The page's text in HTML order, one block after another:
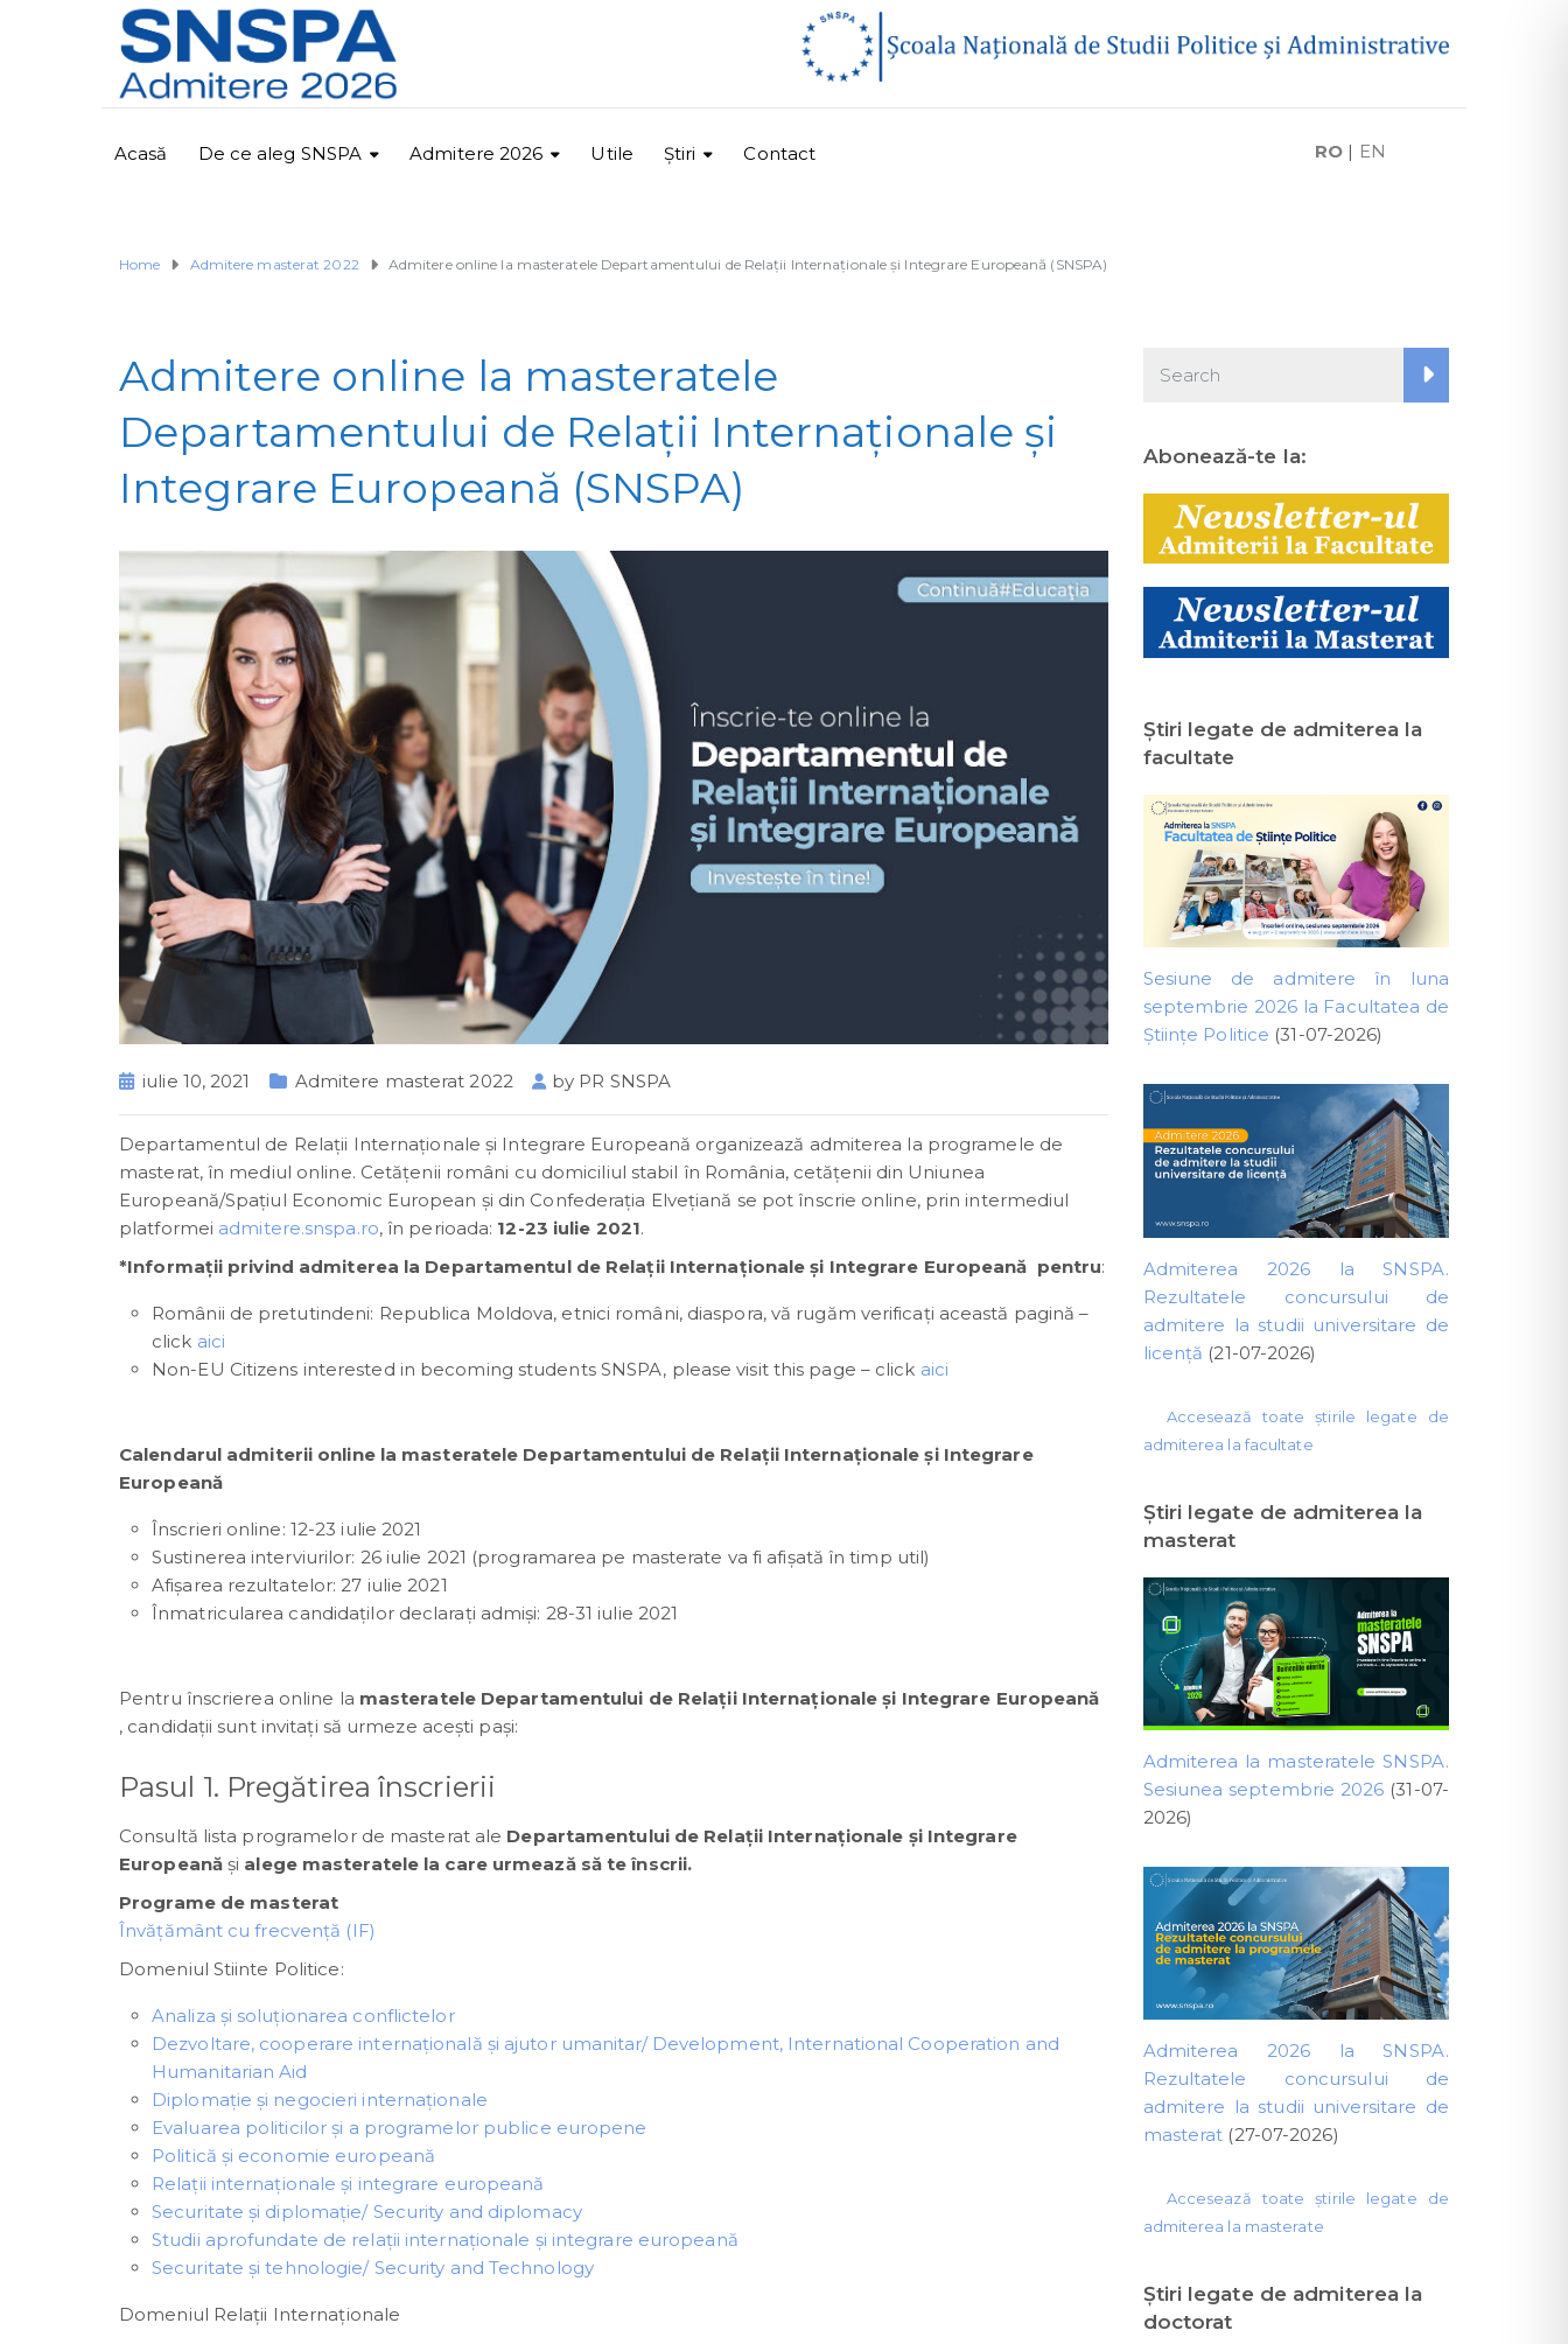
Acasă De ce aleg SNSPA Admitere 2026 Utile Ştiri Contact RO | EN
Home Admitere masterat 2022 Admitere online la masteratele Departamentului de Relații Internaționale și Integrare Europeană (SNSPA)
Admitere online la masteratele
Departamentului de Relații Internaționale și
Integrare Europeană (SNSPA)
iulie 10, 2021 Admitere masterat 2022 by PR SNSPA
Departamentul de Relații Internaționale și Integrare Europeană organizează admiterea la programele de
masterat, în mediul online. Cetățenii români cu domiciliul stabil în România, cetățenii din Uniunea
Europeană/Spațiul Economic European și din Confederaţia Elveţiană se pot înscrie online, prin intermediul
platformei admitere.snspa.ro, în perioada: 12-23 iulie 2021.
*Informații privind admiterea la Departamentul de Relații Internaționale și Integrare Europeană pentru:
Românii de pretutindeni: Republica Moldova, etnici români, diaspora, vă rugăm verificați această pagină –
click aici
Non-EU Citizens interested in becoming students SNSPA, please visit this page – click aici
Calendarul admiterii online la masteratele Departamentului de Relații Internaționale și Integrare
Europeană
Înscrieri online: 12-23 iulie 2021
Sustinerea interviurilor: 26 iulie 2021 (programarea pe masterate va fi afișată în timp util)
Afişarea rezultatelor: 27 iulie 2021
Înmatricularea candidaţilor declaraţi admişi: 28-31 iulie 2021
Pentru înscrierea online la masteratele Departamentului de Relații Internaționale și Integrare Europeană
, candidații sunt invitați să urmeze acești pași:
Pasul 1. Pregătirea înscrierii
Consultă lista programelor de masterat ale Departamentului de Relații Internaționale și Integrare
Europeană și alege masteratele la care urmează să te înscrii.
Programe de masterat
Învățământ cu frecvență (IF)
Domeniul Stiinte Politice:
Analiza și soluționarea conflictelor
Dezvoltare, cooperare internaţională şi ajutor umanitar/ Development, International Cooperation and
Humanitarian Aid
Diplomaţie şi negocieri internaţionale
Evaluarea politicilor şi a programelor publice europene
Politică și economie europeană
Relații internaționale și integrare europeană
Securitate şi diplomaţie/ Security and diplomacy
Studii aprofundate de relaţii internaţionale şi integrare europeană
Securitate şi tehnologie/ Security and Technology
Domeniul Relații Internaționale
Abonează-te la:
Ştiri legate de admiterea la
facultate
Sesiune de admitere în luna
septembrie 2026 la Facultatea de
Științe Politice (31-07-2026)
Admiterea 2026 la SNSPA.
Rezultatele concursului de
admitere la studii universitare de
licență (21-07-2026)
Accesează toate știrile legate de
admiterea la facultate
Ştiri legate de admiterea la
masterat
Admiterea la masteratele SNSPA.
Sesiunea septembrie 2026 (31-07-
2026)
Admiterea 2026 la SNSPA.
Rezultatele concursului de
admitere la studii universitare de
masterat (27-07-2026)
Accesează toate știrile legate de
admiterea la masterate
Ştiri legate de admiterea la
doctorat